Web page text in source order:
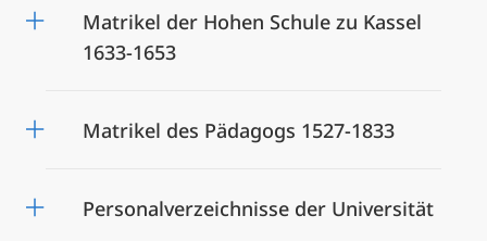
Matrikel der Hohen Schule zu Kassel
1633-1653
Matrikel des Pädagogs 1527-1833
Personalverzeichnisse der Universität